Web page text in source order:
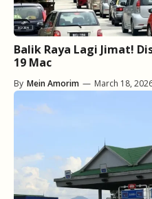
Balik Raya Lagi Jimat!
19 Mac
By Mein Amorim — March 18,